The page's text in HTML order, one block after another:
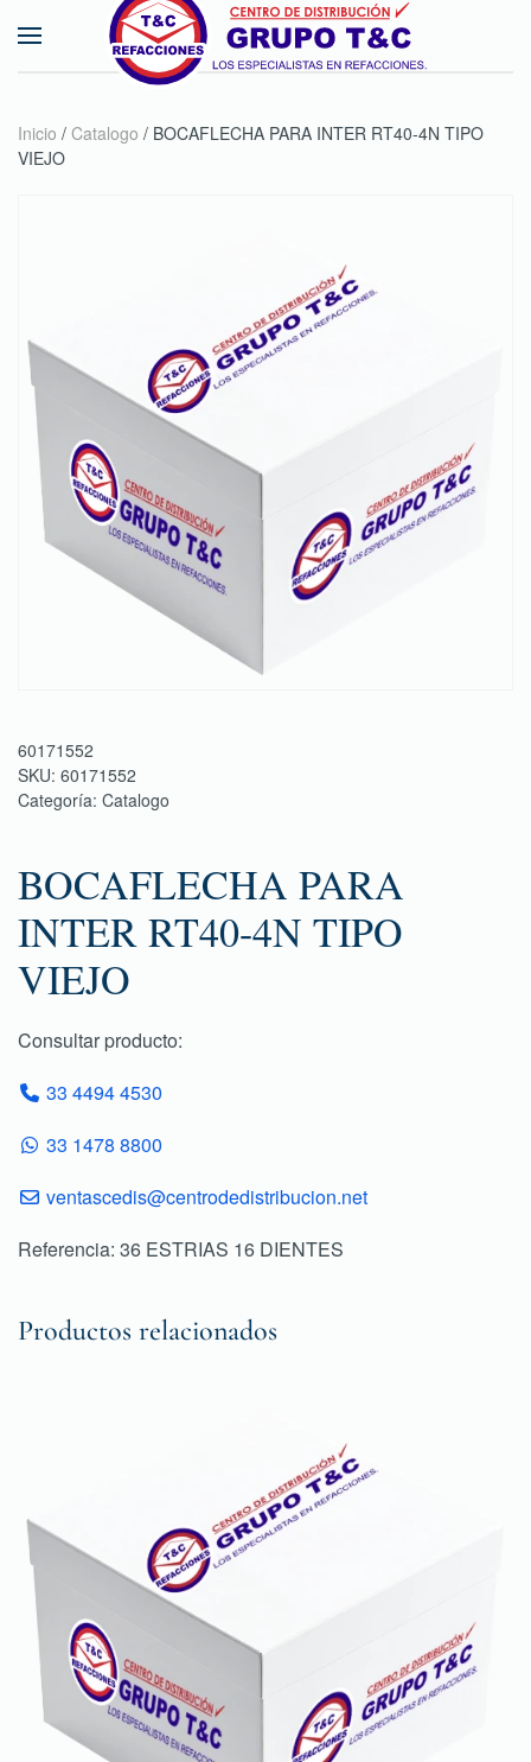
Skip to main content
Inicio / Catalogo / BOCAFLECHA PARA INTER RT40-4N TIPO
VIEJO
60171552
SKU: 60171552
Categoría: Catalogo
BOCAFLECHA PARA
INTER RT40-4N TIPO
VIEJO
Consultar producto:
33 4494 4530
33 1478 8800
ventascedis@centrodedistribucion.net
Referencia: 36 ESTRIAS 16 DIENTES
Productos relacionados